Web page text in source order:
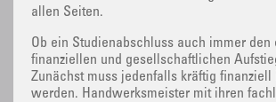
allen Seiten.
Ob ein Studienabschluss auch immer den
finanziellen und gesellschaftlichen
Zunächst muss jedenfalls kräftig finanziell
werden. Handwerksmeister mit ihren